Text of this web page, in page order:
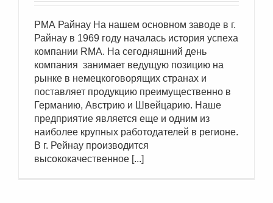
РМА Райнау На нашем основном заводе в г.
Райнау в 1969 году началась история успеха
компании RMA. На сегодняшний день
компания занимает ведущую позицию на
рынке в немецкоговорящих странах и
поставляет продукцию преимущественно в
Германию, Австрию и Швейцарию. Наше
предприятие является еще и одним из
наиболее крупных работодателей в регионе.
В г. Рейнау производится
высококачественное [...]